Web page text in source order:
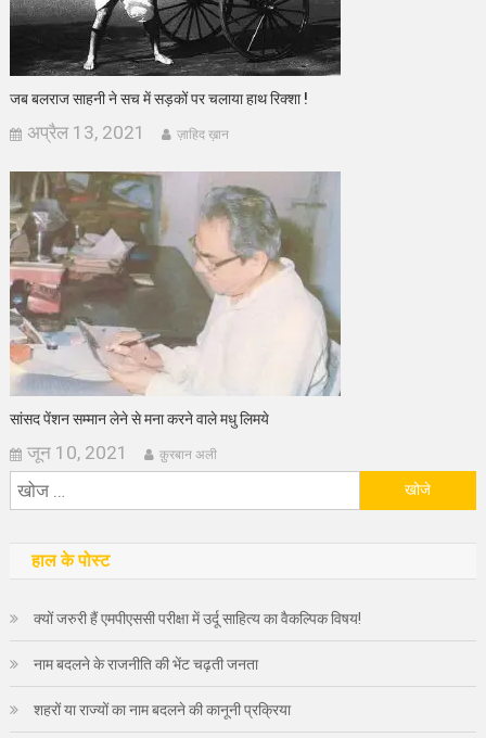
जब बलराज साहनी ने सच में सड़कों पर चलाया हाथ रिक्शा !
अप्रैल 13, 2021 ज़ाहिद ख़ान
सांसद पेंशन सम्मान लेने से मना करने वाले मधु लिमये
जून 10, 2021 क़ुरबान अली
हाल के पोस्ट
क्यों जरुरी हैं एमपीएससी परीक्षा में उर्दू साहित्य का वैकल्पिक विषय!
नाम बदलने के राजनीति की भेंट चढ़ती जनता
शहरों या राज्यों का नाम बदलने की कानूनी प्रक्रिया